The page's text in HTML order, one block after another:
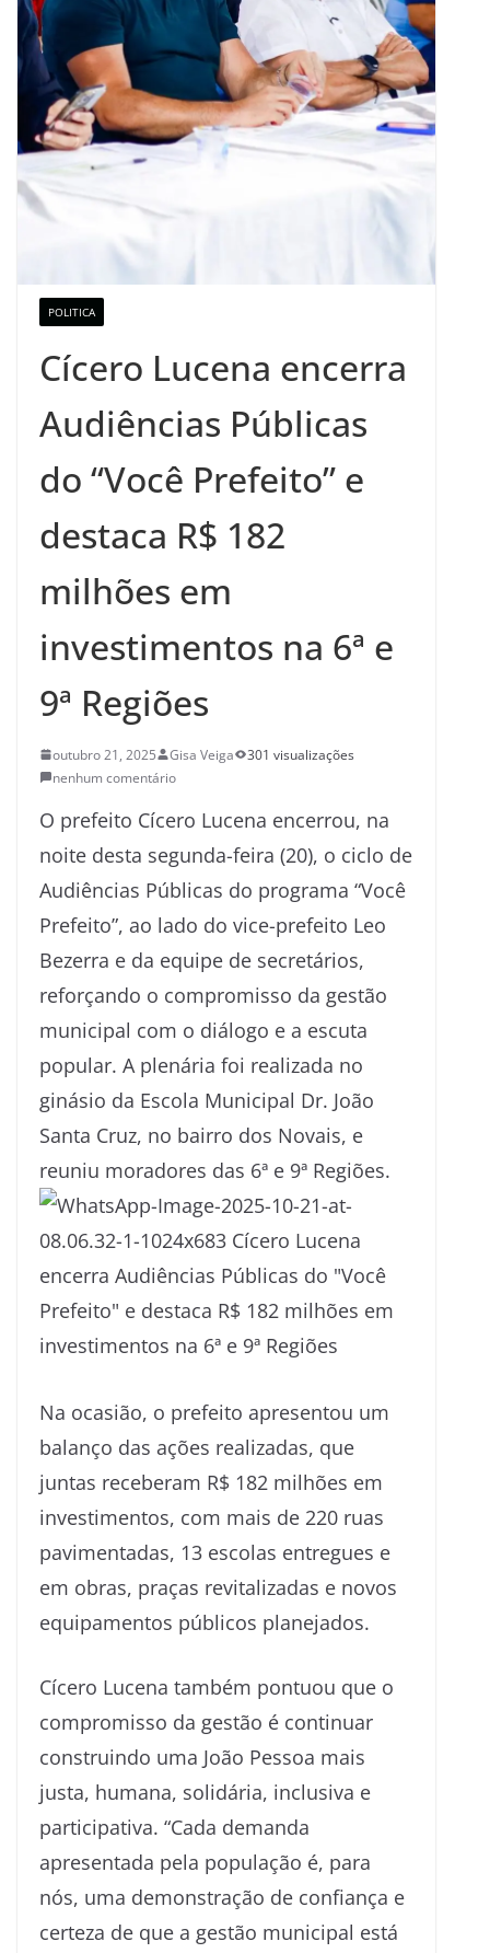
POLITICA
Cícero Lucena encerra
Audiências Públicas
do “Você Prefeito” e
destaca R$ 182
milhões em
investimentos na 6ª e
9ª Regiões
outubro 21, 2025 Gisa Veiga
301 visualizações
nenhum comentário
O prefeito Cícero Lucena encerrou, na
noite desta segunda-feira (20), o ciclo de
Audiências Públicas do programa “Você
Prefeito”, ao lado do vice-prefeito Leo
Bezerra e da equipe de secretários,
reforçando o compromisso da gestão
municipal com o diálogo e a escuta
popular. A plenária foi realizada no
ginásio da Escola Municipal Dr. João
Santa Cruz, no bairro dos Novais, e
reuniu moradores das 6ª e 9ª Regiões.
Na ocasião, o prefeito apresentou um
balanço das ações realizadas, que
juntas receberam R$ 182 milhões em
investimentos, com mais de 220 ruas
pavimentadas, 13 escolas entregues e
em obras, praças revitalizadas e novos
equipamentos públicos planejados.
Cícero Lucena também pontuou que o
compromisso da gestão é continuar
construindo uma João Pessoa mais
justa, humana, solidária, inclusiva e
participativa. “Cada demanda
apresentada pela população é, para
nós, uma demonstração de confiança e
certeza de que a gestão municipal está